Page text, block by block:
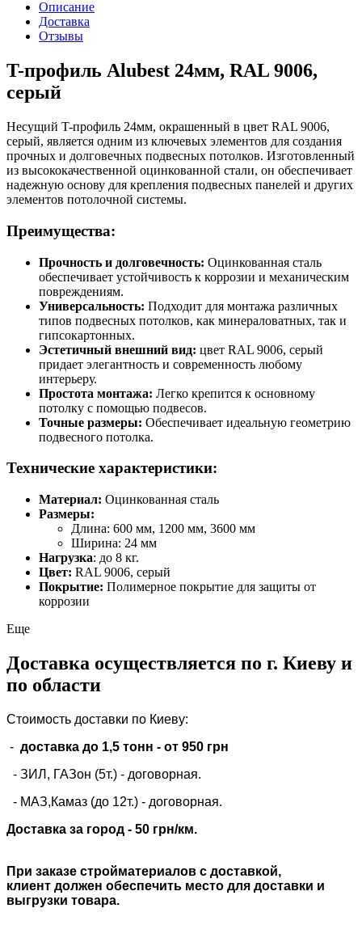
Описание
Доставка
Отзывы
T-профиль Alubest 24мм, RAL 9006,
серый
Несущий T-профиль 24мм, окрашенный в цвет RAL 9006,
серый, является одним из ключевых элементов для создания
прочных и долговечных подвесных потолков. Изготовленный
из высококачественной оцинкованной стали, он обеспечивает
надежную основу для крепления подвесных панелей и других
элементов потолочной системы.
Преимущества:
Прочность и долговечность: Оцинкованная сталь
обеспечивает устойчивость к коррозии и механическим
повреждениям.
Универсальность: Подходит для монтажа различных
типов подвесных потолков, как минераловатных, так и
гипсокартонных.
Эстетичный внешний вид: цвет RAL 9006, серый
придает элегантность и современность любому
интерьеру.
Простота монтажа: Легко крепится к основному
потолку с помощью подвесов.
Точные размеры: Обеспечивает идеальную геометрию
подвесного потолка.
Технические характеристики:
Материал: Оцинкованная сталь
Размеры:
Длина: 600 мм, 1200 мм, 3600 мм
Ширина: 24 мм
Нагрузка: до 8 кг.
Цвет: RAL 9006, серый
Покрытие: Полимерное покрытие для защиты от
коррозии
Еще
Доставка осуществляется по г. Киеву и
по области
Стоимость доставки по Киеву:
- доставка до 1,5 тонн - от 950 грн
- ЗИЛ, ГАЗон (5т.) - договорная.
- МАЗ,Камаз (до 12т.) - договорная.
Доставка за город - 50 грн/км.
При заказе стройматериалов с доставкой,
клиент должен обеспечить место для доставки и
выгрузки товара.